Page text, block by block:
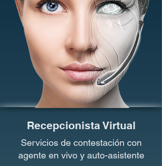
Recepcionista Virtual
Servicios de contestación con
agente en vivo y auto-asistente